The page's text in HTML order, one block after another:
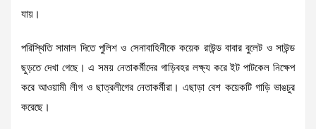
যায়।
পরিস্থিতি সামাল দিতে পুলিশ ও সেনাবাহিনীকে কয়েক রাউন্ড বাবার বুলেট ও সাউন্ড
ছুড়তে দেখা গেছে। এ সময় নেতাকর্মীদের গাড়িবহর লক্ষ্য করে ইট পাটকেল নিক্ষেপ
করে আওয়ামী লীগ ও ছাত্রলীগের নেতাকর্মীরা। এছাড়া বেশ কয়েকটি গাড়ি ভাঙচুর
করেছে।